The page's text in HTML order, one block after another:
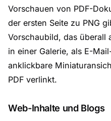
Vorschauen von PDF-
der ersten Seite zu PNG
Vorschaubild, das
in einer Galerie, als E-
anklickbare
PDF verlinkt.
Web-Inhalte und Blogs